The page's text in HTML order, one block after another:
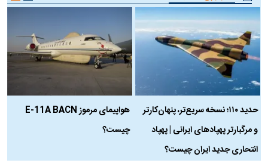
حدید ۱۱۰؛ نسخه سریع‌تر، پنهان‌کارتر
و مرگبارتر پهپادهای ایرانی | پهپاد
انتحاری جدید ایران چیست؟
هواپیمای مرموز E-11A BACN
چیست؟